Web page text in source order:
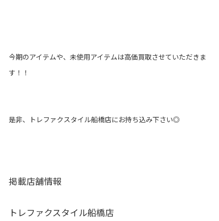
今期のアイテムや、未使用アイテムは高価買取させていただきま
す！！
是非、トレファクスタイル船橋店にお持ち込み下さい◎
掲載店舗情報
トレファクスタイル船橋店